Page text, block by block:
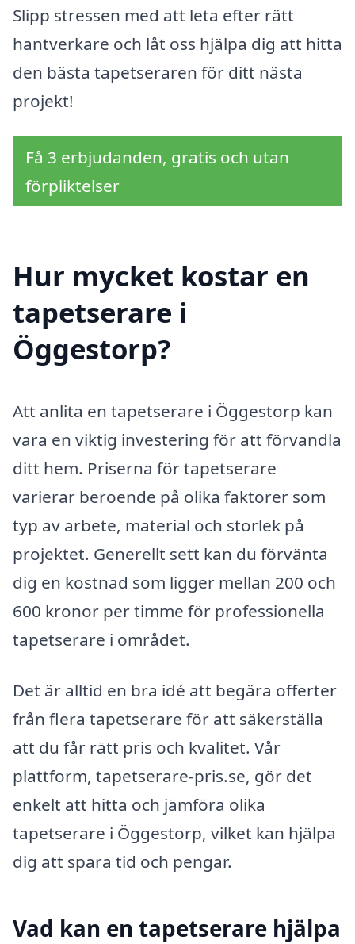
Slipp stressen med att leta efter rätt
hantverkare och låt oss hjälpa dig att hitta
den bästa tapetseraren för ditt nästa
projekt!
Få 3 erbjudanden, gratis och utan
förpliktelser
Hur mycket kostar en
tapetserare i
Öggestorp?
Att anlita en tapetserare i Öggestorp kan
vara en viktig investering för att förvandla
ditt hem. Priserna för tapetserare
varierar beroende på olika faktorer som
typ av arbete, material och storlek på
projektet. Generellt sett kan du förvänta
dig en kostnad som ligger mellan 200 och
600 kronor per timme för professionella
tapetserare i området.
Det är alltid en bra idé att begära offerter
från flera tapetserare för att säkerställa
att du får rätt pris och kvalitet. Vår
plattform, tapetserare-pris.se, gör det
enkelt att hitta och jämföra olika
tapetserare i Öggestorp, vilket kan hjälpa
dig att spara tid och pengar.
Vad kan en tapetserare hjälpa